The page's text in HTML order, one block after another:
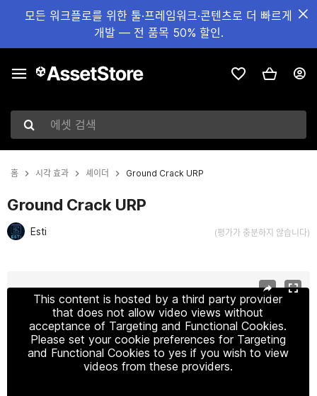
모든 워크플로를 위한 툴·프레임워크·콘텐츠로 더 빠르게
개발 — 전 품목 50% 할인.
에셋 검색
홈 시각 효과 셰이더 Ground Crack URP
Ground Crack URP
Esti (평가가 충분하지 않습니다)
This content is hosted by a third party provider
that does not allow video views without
acceptance of Targeting and Functional Cookies.
Please set your cookie preferences for Targeting
and Functional Cookies to yes if you wish to view
videos from these providers.